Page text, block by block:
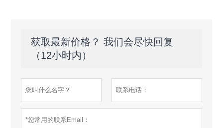
获取最新价格？ 我们会尽快回复
（12小时内）